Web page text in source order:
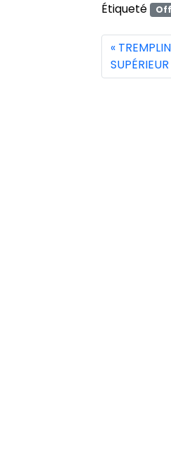
Étiqueté